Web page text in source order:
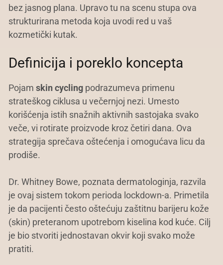
bez jasnog plana. Upravo tu na scenu stupa ova
strukturirana metoda koja uvodi red u vaš
kozmetički kutak.
Definicija i poreklo koncepta
Pojam skin cycling podrazumeva primenu
strateškog ciklusa u večernjoj nezi. Umesto
korišćenja istih snažnih aktivnih sastojaka svako
veče, vi rotirate proizvode kroz četiri dana. Ova
strategija sprečava oštećenja i omogućava licu da
prodiše.
Dr. Whitney Bowe, poznata dermatologinja, razvila
je ovaj sistem tokom perioda lockdown-a. Primetila
je da pacijenti često oštećuju zaštitnu barijeru kože
(skin) preteranom upotrebom kiselina kod kuće. Cilj
je bio stvoriti jednostavan okvir koji svako može
pratiti.